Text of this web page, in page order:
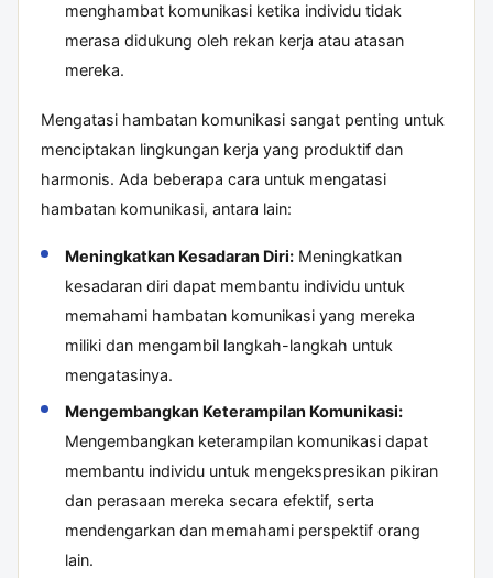
menghambat komunikasi ketika individu tidak
merasa didukung oleh rekan kerja atau atasan
mereka.
Mengatasi hambatan komunikasi sangat penting untuk
menciptakan lingkungan kerja yang produktif dan
harmonis. Ada beberapa cara untuk mengatasi
hambatan komunikasi, antara lain:
Meningkatkan Kesadaran Diri:Meningkatkan
kesadaran diri dapat membantu individu untuk
memahami hambatan komunikasi yang mereka
miliki dan mengambil langkah-langkah untuk
mengatasinya.
Mengembangkan Keterampilan Komunikasi:
Mengembangkan keterampilan komunikasi dapat
membantu individu untuk mengekspresikan pikiran
dan perasaan mereka secara efektif, serta
mendengarkan dan memahami perspektif orang
lain.